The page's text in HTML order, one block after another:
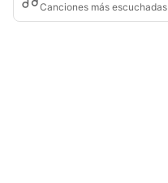
Canciones más escuchadas